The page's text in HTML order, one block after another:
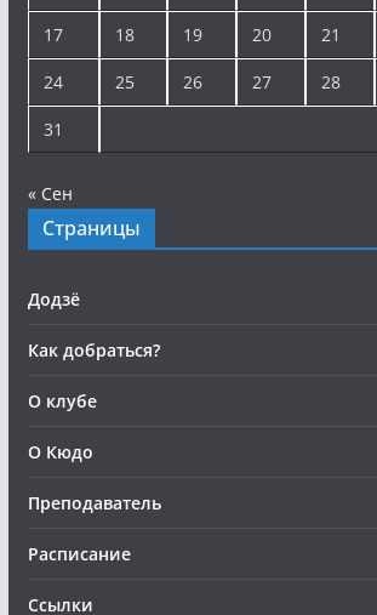
17 18 19 20 21
24 25 26 27 28
31
« Сен
Страницы
Додзё
Как добраться?
О клубе
О Кюдо
Преподаватель
Расписание
Ссылки